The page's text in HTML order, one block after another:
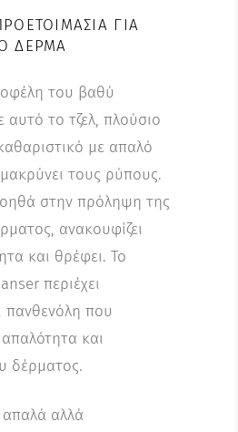
ΓΙΑ
ΔΈΡΜΑ
του βαθύ
το τζελ, πλούσιο
με απαλό
τους ρύπους.
στην πρόληψη της
ανακουφίζει
και θρέφει. Το
περιέχει
πανθενόλη που
και
δέρματος.
απαλά αλλά